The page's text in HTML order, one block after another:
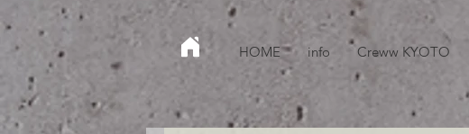
HOME info Creww KYOTO